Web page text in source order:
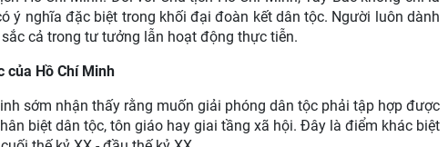
ý nghĩa đặc biệt trong khối đại đoàn kết dân tộc. Người luôn dành
cả trong tư tưởng lẫn hoạt động thực tiễn.
của Hồ Chí Minh
sớm nhận thấy rằng muốn giải phóng dân tộc phải tập hợp được
biệt dân tộc, tôn giáo hay giai tầng xã hội. Đây là điểm khác biệt